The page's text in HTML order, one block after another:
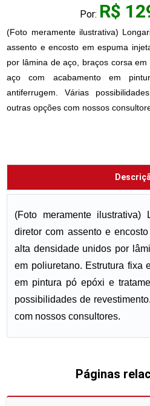
Por: R$
(Foto meramente ilustrativa)
assento e encosto em espuma
por lâmina de aço, braços corsa
aço com acabamento em
antiferrugem. Várias
outras opções com nossos
(Foto meramente
diretor com assento e
alta densidade unidos por
em poliuretano. Estrutura fixa
em pintura pó epóxi e
possibilidades de
com nossos consultores.
Páginas